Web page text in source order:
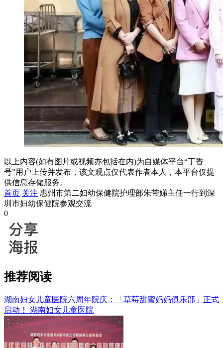
以上内容(如有图片或视频亦包括在内)为自媒体平台“丁香
号”用户上传并发布，该文观点仅代表作者本人，本平台仅提
供信息存储服务。
首页 关注 惠州市第二妇幼保健院护理部朱带娣主任一行到深
圳市妇幼保健院参观交流
0
推荐阅读
湖南妇女儿童医院六周年院庆：「草莓甜蜜妈妈俱乐部」正式
启动！ 湖南妇女儿童医院